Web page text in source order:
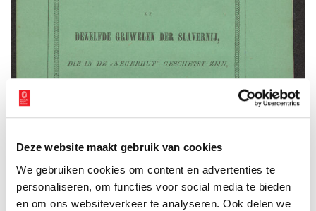
Deze website maakt gebruik van cookies
We gebruiken cookies om content en advertenties te
personaliseren, om functies voor social media te bieden
en om ons websiteverkeer te analyseren. Ook delen we